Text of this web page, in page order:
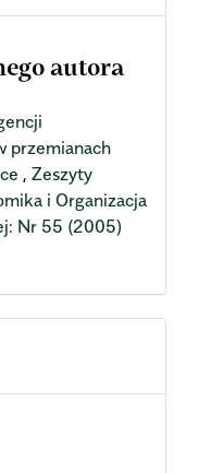
autora
przemianach
, Zeszyty
i Organizacja
Nr 55 (2005)